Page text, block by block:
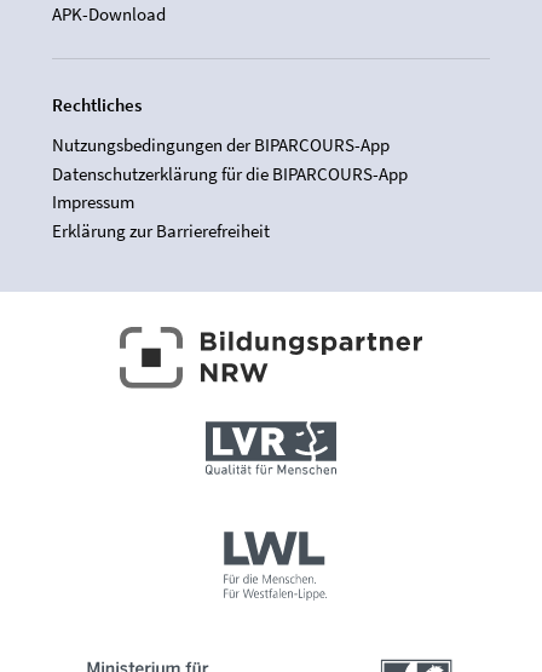
APK-Download
Rechtliches
Nutzungsbedingungen der BIPARCOURS-App
Datenschutzerklärung für die BIPARCOURS-App
Impressum
Erklärung zur Barrierefreiheit